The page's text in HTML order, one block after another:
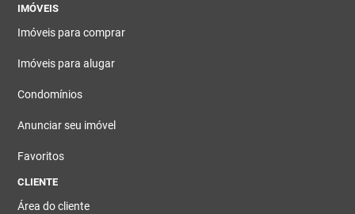
IMÓVEIS
Imóveis para comprar
Imóveis para alugar
Condomínios
Anunciar seu imóvel
Favoritos
CLIENTE
Área do cliente